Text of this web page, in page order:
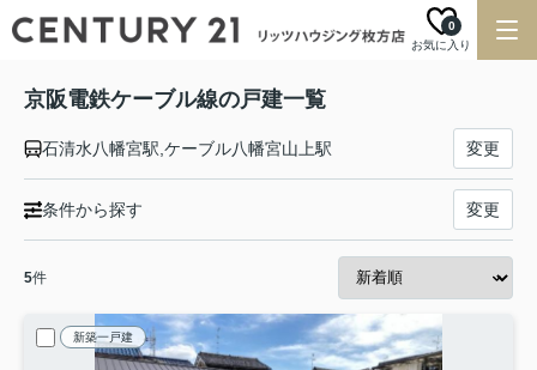
お気に入り
0
京阪電鉄ケーブル線の戸建一覧
石清水八幡宮駅,ケーブル八幡宮山上駅 変更
条件から探す 変更
5件
新築一戸建